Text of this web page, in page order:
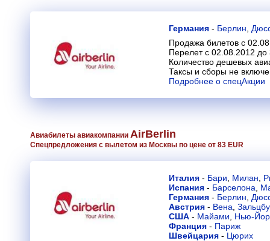
Германия - Берлин
Продажа билетов с
Перелет с 02.08.2012 до
Количество дешевых
Таксы и сборы не
Подробнее о спецАкции
Авиабилеты авиакомпании AirBerlin
Спецпредложения с вылетом из Москвы по цене от 83 EUR
Италия - Бари Милан
Испания - Барселона
Германия - Берлин
Австрия - Вена
США - Майами
Нью-
Франция - Париж
Швейцария - Цюрих